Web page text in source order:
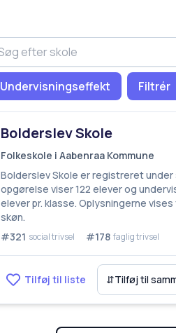
Undervisningseffekt Filtrér
Bolderslev Skole
Folkeskole i Aabenraa Kommune
Bolderslev Skole er registreret
opgørelse viser 122 elever og
elever pr. klasse. Oplysningerne
skøn.
#321 social trivsel #178 faglig trivsel
Tilføj til liste ⇵Tilføj til